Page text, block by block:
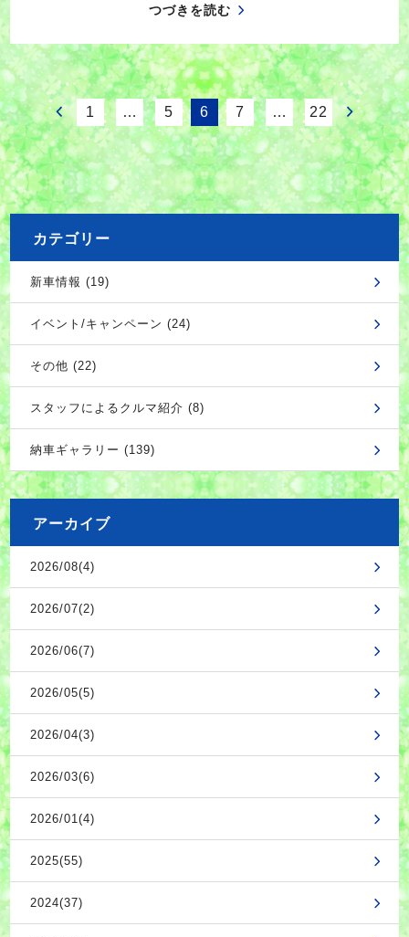
つづきを読む
1 … 5 6 7 … 22
カテゴリー
新車情報 (19)
イベント/キャンペーン (24)
その他 (22)
スタッフによるクルマ紹介 (8)
納車ギャラリー (139)
アーカイブ
2026/08(4)
2026/07(2)
2026/06(7)
2026/05(5)
2026/04(3)
2026/03(6)
2026/01(4)
2025(55)
2024(37)